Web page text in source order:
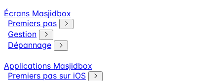
Écrans Masjidbox
Premiers pas
Gestion
Dépannage
Applications Masjidbox
Premiers pas sur iOS